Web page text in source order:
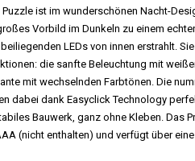
ist im wunderschönen Nacht-
Vorbild im Dunkeln zu einem
LEDs von innen erstrahlt.
die sanfte Beleuchtung mit
mit wechselnden Farbtönen. Die
dabei dank Easyclick Technology
Bauwerk, ganz ohne Kleben. Das
(nicht enthalten) und verfügt über eine